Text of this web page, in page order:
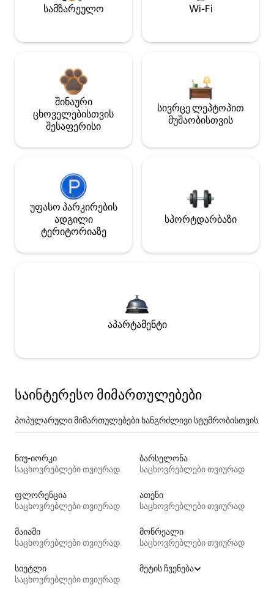
სამზარეულო Wi-Fi
შინაური
ცხოველებისთვის
შესაფერისი
სივრცე ლეპტოპით
მუშაობისთვის
უფასო პარკირების
ადგილი
ტერიტორიაზე
სპორტდარბაზი
აპარტამენტი
საინტერესო მიმართულებები
პოპულარული მიმართულებები ხანგრძლივი სტუმრობისთვის
ნიუ-იორკი
საცხოვრებლები თვიურად
ბარსელონა
საცხოვრებლები თვიურად
ფლორენცია
საცხოვრებლები თვიურად
ათენი
საცხოვრებლები თვიურად
მაიამი
საცხოვრებლები თვიურად
მონრეალი
საცხოვრებლები თვიურად
სიეტლი
საცხოვრებლები თვიურად
მეტის ჩვენება